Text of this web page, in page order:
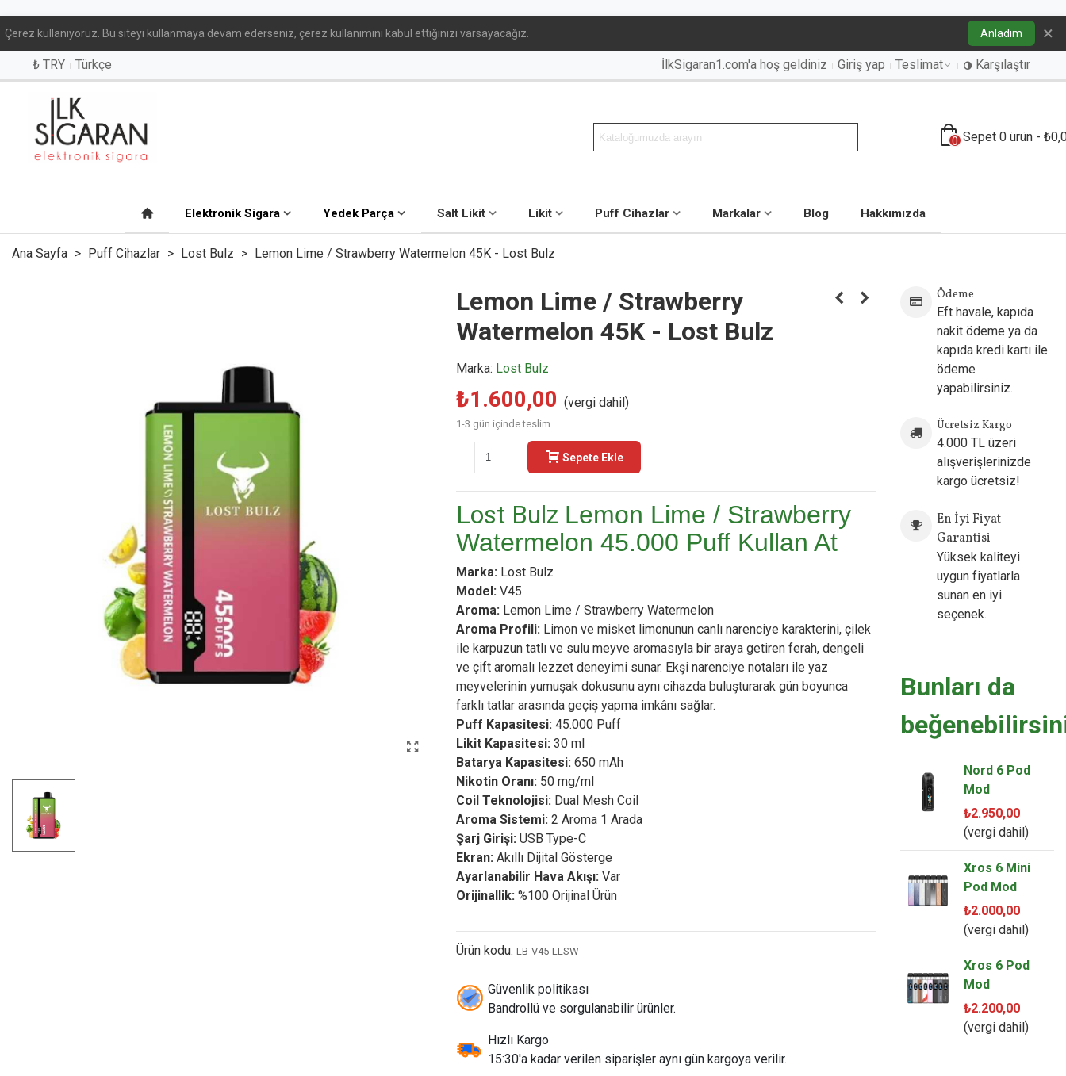
Çerez kullanıyoruz. Bu siteyi kullanmaya devam ederseniz, çerez kullanımını kabul ettiğinizi varsayacağız. Anladım ×
₺ TRY Türkçe İlkSigaran1.com'a hoş geldiniz Giriş yap Teslimat Karşılaştır
0 Sepet 0 ürün -
Elektronik Sigara Yedek Parça Salt Likit Likit Puff Cihazlar Markalar Blog Hakkımızda
Ana Sayfa > Puff Cihazlar > Lost Bulz > Lemon Lime / Strawberry Watermelon 45K - Lost Bulz
Lemon Lime / Strawberry
Watermelon 45K - Lost Bulz
Marka: Lost Bulz
₺1.600,00 (vergi dahil)
1-3 gün içinde teslim
Sepete Ekle
Lost Bulz Lemon Lime / Strawberry
Watermelon 45.000 Puff Kullan At
Marka: Lost Bulz
Model: V45
Aroma: Lemon Lime / Strawberry Watermelon
Aroma Profili: Limon ve misket limonunun canlı narenciye karakterini, çilek
ile karpuzun tatlı ve sulu meyve aromasıyla bir araya getiren ferah, dengeli
ve çift aromalı lezzet deneyimi sunar. Ekşi narenciye notaları ile yaz
meyvelerinin yumuşak dokusunu aynı cihazda buluşturarak gün boyunca
farklı tatlar arasında geçiş yapma imkânı sağlar.
Puff Kapasitesi: 45.000 Puff
Likit Kapasitesi: 30 ml
Batarya Kapasitesi: 650 mAh
Nikotin Oranı: 50 mg/ml
Coil Teknolojisi: Dual Mesh Coil
Aroma Sistemi: 2 Aroma 1 Arada
Şarj Girişi: USB Type-C
Ekran: Akıllı Dijital Gösterge
Ayarlanabilir Hava Akışı: Var
Orijinallik: %100 Orijinal Ürün
Ürün kodu: LB-V45-LLSW
Güvenlik politikası
Bandrollü ve sorgulanabilir ürünler.
Hızlı Kargo
15:30'a kadar verilen siparişler aynı gün kargoya verilir.
Ödeme
Eft havale, kapıda
nakit ödeme ya da
kapıda kredi kartı ile
ödeme
yapabilirsiniz.
Ücretsiz Kargo
4.000 TL üzeri
alışverişlerinizde
kargo ücretsiz!
En İyi Fiyat
Garantisi
Yüksek kaliteyi
uygun fiyatlarla
sunan en iyi
seçenek.
Bunları da
Nord 6 Pod
Mod
₺2.950,00
(vergi dahil)
Xros 6 Mini
Pod Mod
₺2.000,00
(vergi dahil)
Xros 6 Pod
Mod
₺2.200,00
(vergi dahil)